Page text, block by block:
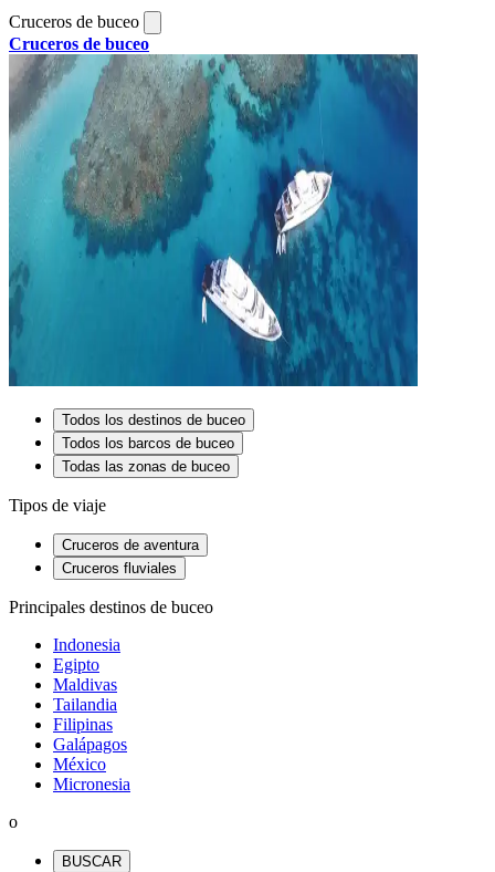
Cruceros de buceo
Cruceros de buceo
Todos los destinos de buceo
Todos los barcos de buceo
Todas las zonas de buceo
Tipos de viaje
Cruceros de aventura
Cruceros fluviales
Principales destinos de buceo
Indonesia
Egipto
Maldivas
Tailandia
Filipinas
Galápagos
México
Micronesia
o
BUSCAR